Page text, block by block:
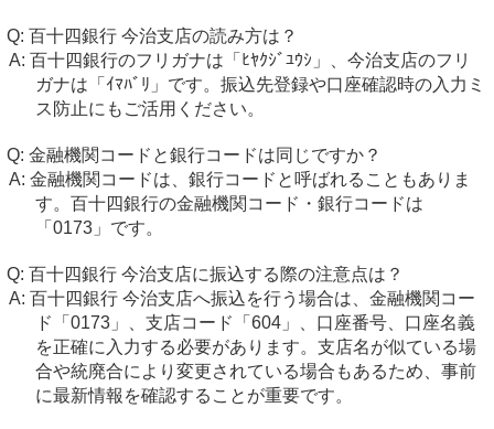
百十四銀行 今治支店の読み方は？
百十四銀行のフリガナは「ﾋﾔｸｼﾞﾕｳｼ」、今治支店のフリ
ガナは「ｲﾏﾊﾞﾘ」です。振込先登録や口座確認時の入力ミ
ス防止にもご活用ください。
金融機関コードと銀行コードは同じですか？
金融機関コードは、銀行コードと呼ばれることもありま
す。百十四銀行の金融機関コード・銀行コードは
「0173」です。
百十四銀行 今治支店に振込する際の注意点は？
百十四銀行 今治支店へ振込を行う場合は、金融機関コー
ド「0173」、支店コード「604」、口座番号、口座名義
を正確に入力する必要があります。支店名が似ている場
合や統廃合により変更されている場合もあるため、事前
に最新情報を確認することが重要です。